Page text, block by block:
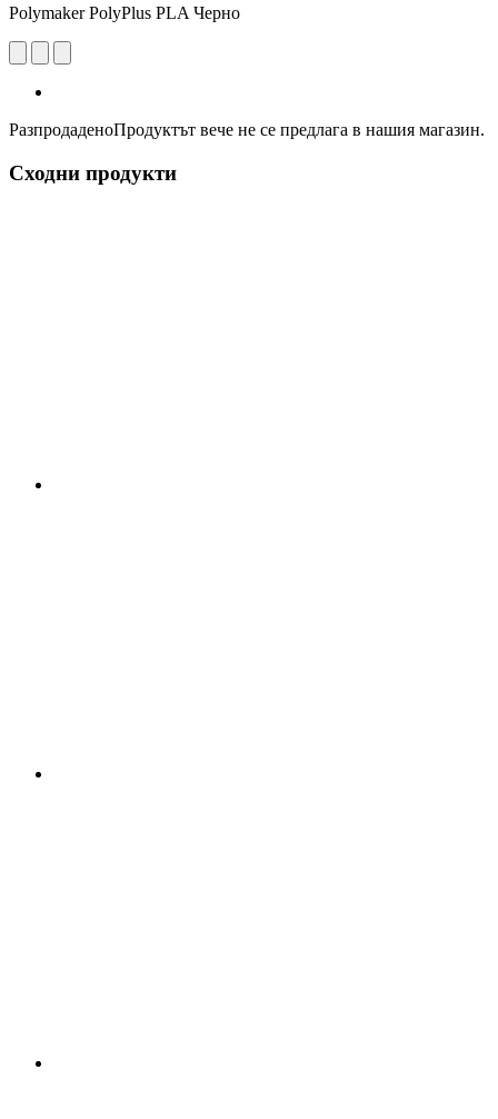
Polymaker PolyPlus PLA Черно
РазпродаденоПродуктът вече не се предлага в нашия магазин.
Сходни продукти